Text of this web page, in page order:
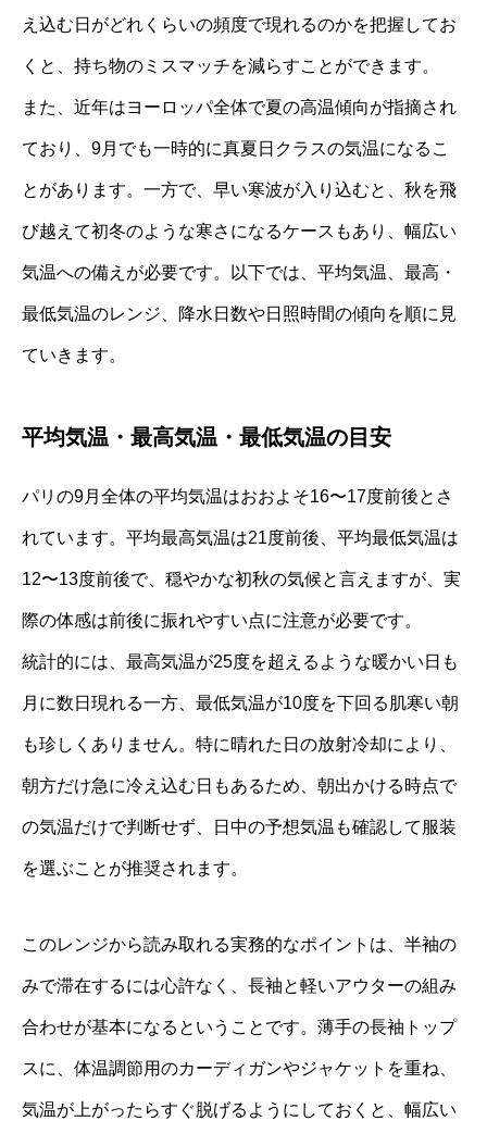
え込む日がどれくらいの頻度で現れるのかを把握してお
くと、持ち物のミスマッチを減らすことができます。
また、近年はヨーロッパ全体で夏の高温傾向が指摘され
ており、9月でも一時的に真夏日クラスの気温になるこ
とがあります。一方で、早い寒波が入り込むと、秋を飛
び越えて初冬のような寒さになるケースもあり、幅広い
気温への備えが必要です。以下では、平均気温、最高・
最低気温のレンジ、降水日数や日照時間の傾向を順に見
ていきます。
平均気温・最高気温・最低気温の目安
パリの9月全体の平均気温はおおよそ16〜17度前後とさ
れています。平均最高気温は21度前後、平均最低気温は
12〜13度前後で、穏やかな初秋の気候と言えますが、実
際の体感は前後に振れやすい点に注意が必要です。
統計的には、最高気温が25度を超えるような暖かい日も
月に数日現れる一方、最低気温が10度を下回る肌寒い朝
も珍しくありません。特に晴れた日の放射冷却により、
朝方だけ急に冷え込む日もあるため、朝出かける時点で
の気温だけで判断せず、日中の予想気温も確認して服装
を選ぶことが推奨されます。
このレンジから読み取れる実務的なポイントは、半袖の
みで滞在するには心許なく、長袖と軽いアウターの組み
合わせが基本になるということです。薄手の長袖トップ
スに、体温調節用のカーディガンやジャケットを重ね、
気温が上がったらすぐ脱げるようにしておくと、幅広い